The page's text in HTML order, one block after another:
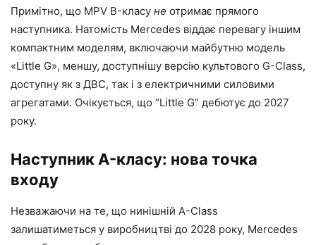
Примітно, що MPV B-класу не отримає прямого
наступника. Натомість Mercedes віддає перевагу іншим
компактним моделям, включаючи майбутню модель
«Little G», меншу, доступнішу версію культового G-Class,
доступну як з ДВС, так і з електричними силовими
агрегатами. Очікується, що “Little G” дебютує до 2027
року.
Наступник A-класу: нова точка
входу
Незважаючи на те, що нинішній A-Class
залишатиметься у виробництві до 2028 року, Mercedes